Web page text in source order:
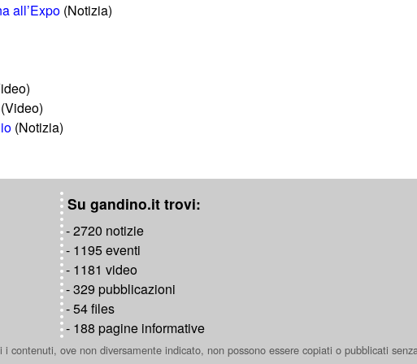
all’Expo (Notizia)
(Video)
(Notizia)
Su gandino.it trovi:
- 2720 notizie
- 1195 eventi
- 1181 video
- 329 pubblicazioni
- 54 files
- 188 pagine informative
i contenuti, ove non diversamente indicato, non possono essere copiati o pubblicati